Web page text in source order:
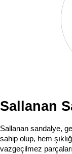
Sallanan
Sallanan sandalye,
sahip olup, hem